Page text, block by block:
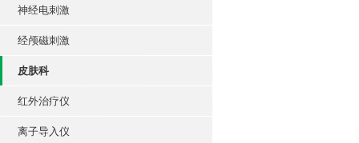
神经电刺激
经颅磁刺激
皮肤科
红外治疗仪
离子导入仪